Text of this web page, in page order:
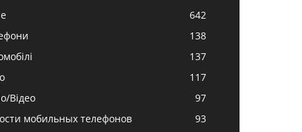
642
138
137
117
Відео
97
мобильных телефонов
93